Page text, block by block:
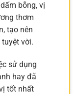
bỗng, vị
thơm
tạo nên
vời.
sử dụng
hay đã
tốt nhất